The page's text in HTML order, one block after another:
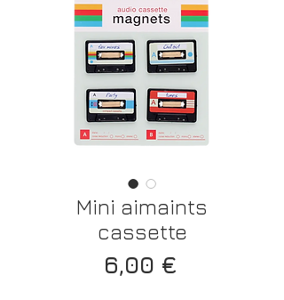
Mini aimaints
cassette
6,00 €Prix